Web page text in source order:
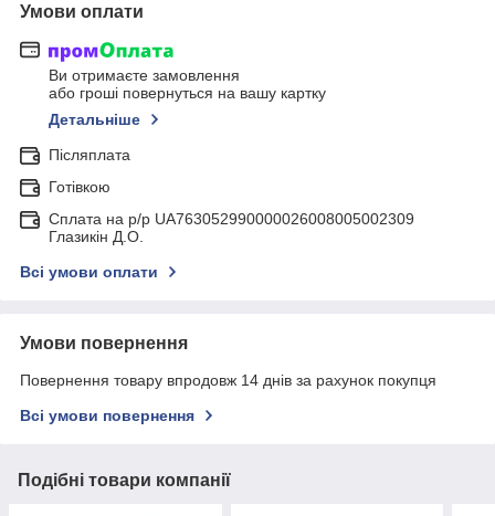
Умови оплати
Ви отримаєте замовлення
або гроші повернуться на вашу картку
Детальніше
Післяплата
Готівкою
Сплата на р/р UA763052990000026008005002309
Глазикін Д.О.
Всі умови оплати
Умови повернення
Повернення товару впродовж 14 днів за рахунок покупця
Всі умови повернення
Подібні товари компанії